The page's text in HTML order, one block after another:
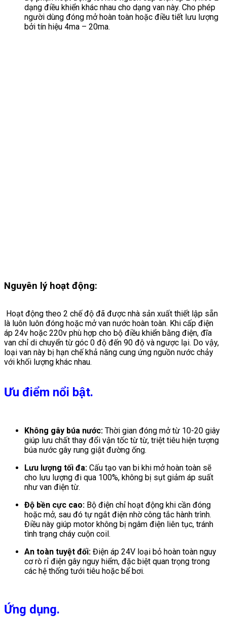
dạng điều khiển khác nhau cho dạng van này. Cho phép
người dùng đóng mở hoàn toàn hoặc điều tiết lưu lượng
bởi tín hiệu 4ma – 20ma.
Nguyên lý hoạt động:
Hoạt động theo 2 chế độ đã được nhà sản xuất thiết lập sẵn
là luôn luôn đóng hoặc mở van nước hoàn toàn. Khi cấp điện
áp 24v hoặc 220v phù hợp cho bộ điều khiển bằng điện, đĩa
van chỉ di chuyển từ góc 0 độ đến 90 độ và ngược lại. Do vậy,
loại van này bị hạn chế khả năng cung ứng nguồn nước chảy
với khối lượng khác nhau.
Ưu điểm nổi bật.
Không gây búa nước: Thời gian đóng mở từ 10-20 giây
giúp lưu chất thay đổi vận tốc từ từ, triệt tiêu hiện tượng
búa nước gây rung giật đường ống.
Lưu lượng tối đa: Cấu tạo van bi khi mở hoàn toàn sẽ
cho lưu lượng đi qua 100%, không bị sụt giảm áp suất
như van điện từ.
Độ bền cực cao: Bộ điện chỉ hoạt động khi cần đóng
hoặc mở, sau đó tự ngắt điện nhờ công tắc hành trình.
Điều này giúp motor không bị ngâm điện liên tục, tránh
tình trạng cháy cuộn coil.
An toàn tuyệt đối: Điện áp 24V loại bỏ hoàn toàn nguy
cơ rò rỉ điện gây nguy hiểm, đặc biệt quan trọng trong
các hệ thống tưới tiêu hoặc bể bơi.
Ứng dụng.